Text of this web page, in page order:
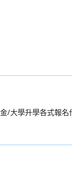
/大學升學各式報名